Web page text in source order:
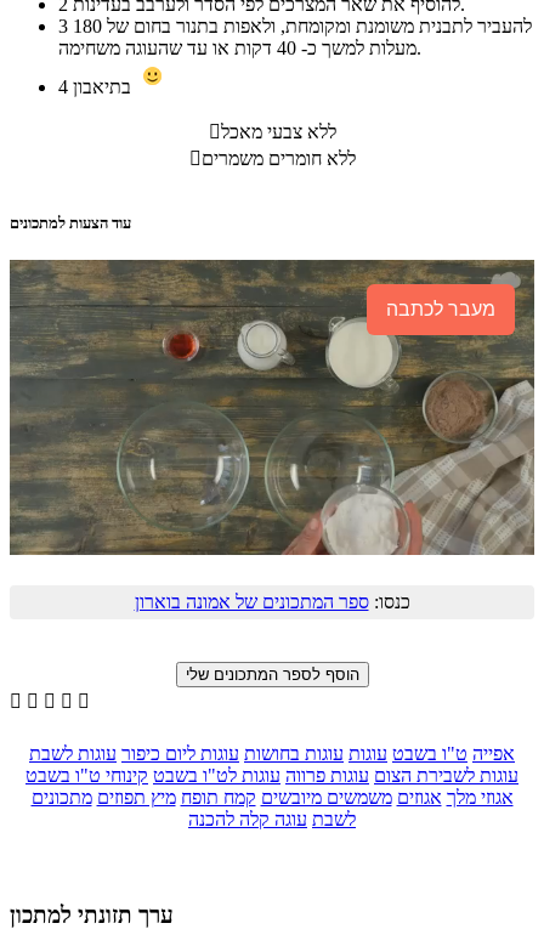
3
מעלות למשך כ- 40 דקות או עד שהעוגה משחימה.
4
ללא צבעי מאכל
ללא חומרים משמרים
עוד הצעות למתכונים
מעבר לכתבה
כנסו:ספר המתכונים של אמונה בוארון
    
אפייה ט"ו בשבט עוגות עוגות בחושות עוגות ליום כיפור עוגות לשבת
עוגות לשבירת הצום עוגות פרווה עוגות לט"ו בשבט קינוחי ט"ו בשבט
אגוזי מלך אגוזים משמשים מיובשים קמח תופח מיץ תפוזים מתכונים
לשבת עוגה קלה להכנה
ערך תזונתי למתכון